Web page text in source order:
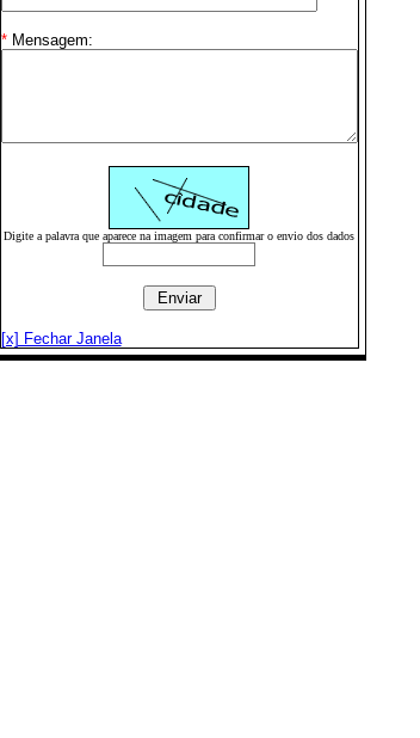
*Mensagem:
Digite a palavra que aparece na imagem para confirmar o envio dos dados
[x] Fechar Janela